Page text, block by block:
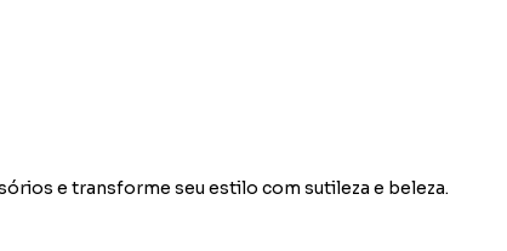
e transforme seu estilo com sutileza e beleza.